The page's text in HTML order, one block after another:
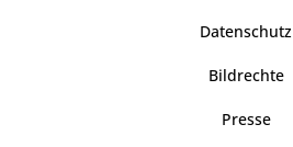
Datenschutz
Bildrechte
Presse